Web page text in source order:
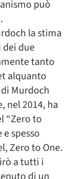
può
la stima
dei due
tanto
alquanto
Murdoch
nel 2014, ha
“Zero to
spesso
Zero to One.
a tutti i